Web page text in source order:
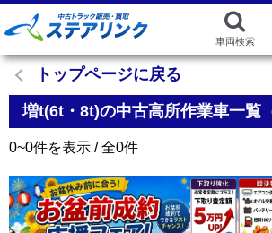
車両検索
トップページに戻る
増t(6t・8t)の中古高所作業車一覧
0~0件を表示 / 全0件